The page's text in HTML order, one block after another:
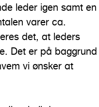
leder igen samt en
varer ca.
det, at leders
Det er på baggrund
vi ønsker at